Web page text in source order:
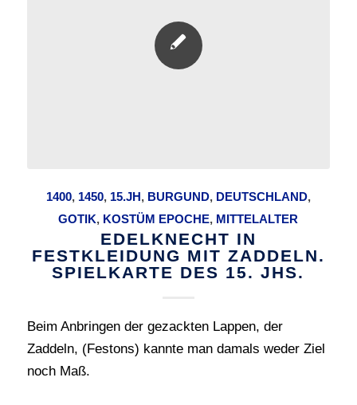
1400, 1450, 15.JH, BURGUND, DEUTSCHLAND,
GOTIK, KOSTÜM EPOCHE, MITTELALTER
EDELKNECHT IN
FESTKLEIDUNG MIT ZADDELN.
SPIELKARTE DES 15. JHS.
Beim Anbringen der gezackten Lappen, der
Zaddeln, (Festons) kannte man damals weder Ziel
noch Maß.